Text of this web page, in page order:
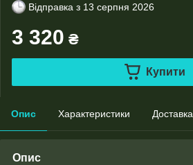
Відправка з 13 серпня 2026
3 320 ₴
Купити
Опис Характеристики Доставка
Опис